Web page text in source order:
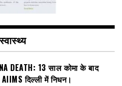
स्वास्थ्य
DEATH: 13 साल कोमा के बाद
AIIMS दिल्ली में निधन।